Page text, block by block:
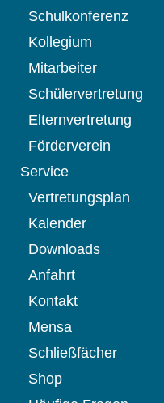
Schulkonferenz
Kollegium
Mitarbeiter
Schülervertretung
Elternvertretung
Förderverein
Service
Vertretungsplan
Kalender
Downloads
Anfahrt
Kontakt
Mensa
Schließfächer
Shop